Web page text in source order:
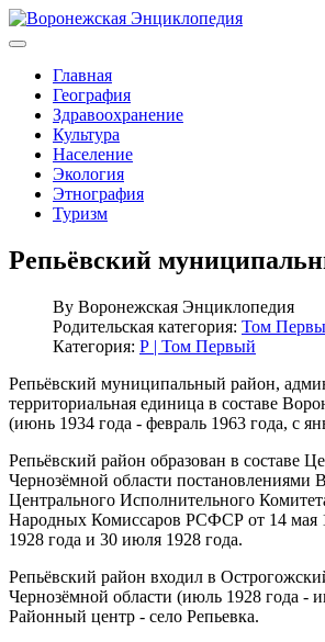
Главная
География
Здравоохранение
Культура
Население
Экология
Этнография
Туризм
Репьёвский
By Воронежская Энциклопедия
Родительская категория: Том
Категория: Р | Том Первый
Репьёвский муниципальный район,
территориальная единица в составе
(июнь 1934 года - февраль 1963 года, с
Репьёвский район образован в составе
Чернозёмной области постановлениями
Центрального Исполнительного
Народных Комиссаров РСФСР от 14 мая
1928 года и 30 июля 1928 года.
Репьёвский район входил в
Чернозёмной области (июль 1928 года -
Районный центр - село Репьевка.